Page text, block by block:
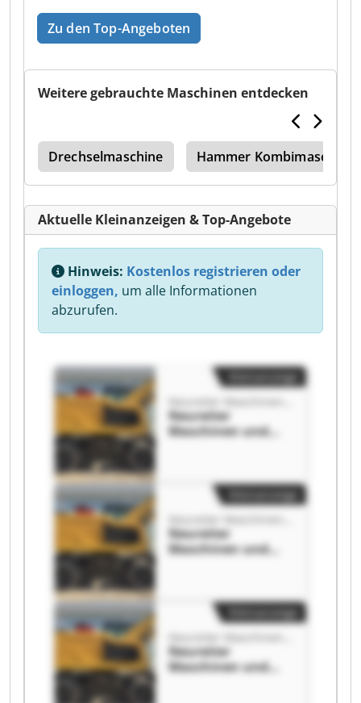
Zu den Top-Angeboten
Weitere gebrauchte Maschinen entdecken
Drechselmaschine Hammer Kombimaschine
Aktuelle Kleinanzeigen & Top-Angebote
Hinweis: Kostenlos registrieren oder
einloggen, um alle Informationen
abzurufen.
Neureiter
Maschinen und
Maschinen und
Werkzeuge
Neureiter
Maschinen und
Maschinen und
Werkzeuge
Kleinanzeige
Neureiter
Maschinen und
Kleinanzeige